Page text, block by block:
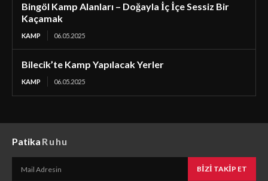
Bingöl Kamp Alanları – Doğayla İç İçe Sessiz Bir
Kaçamak
KAMP 06.05.2025
Bilecik’te Kamp Yapılacak Yerler
KAMP 06.05.2025
Patika Ruhu
BIZI TAKIP ET